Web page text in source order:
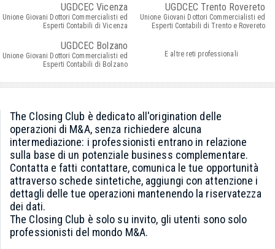
UGDCEC Vicenza
Unione Giovani Dottori Commercialisti ed
Esperti Contabili di Vicenza
UGDCEC Trento Rovereto
Unione Giovani Dottori Commercialisti ed
Esperti Contabili di Trento e Rovereto
UGDCEC Bolzano
Unione Giovani Dottori Commercialisti ed
Esperti Contabili di Bolzano
E altre reti professionali
The Closing Club è dedicato all'origination delle
operazioni di M&A, senza richiedere alcuna
intermediazione: i professionisti entrano in relazione
sulla base di un potenziale business complementare.
Contatta e fatti contattare, comunica le tue opportunità
attraverso schede sintetiche, aggiungi con attenzione i
dettagli delle tue operazioni mantenendo la riservatezza
dei dati.
The Closing Club è solo su invito, gli utenti sono solo
professionisti del mondo M&A.